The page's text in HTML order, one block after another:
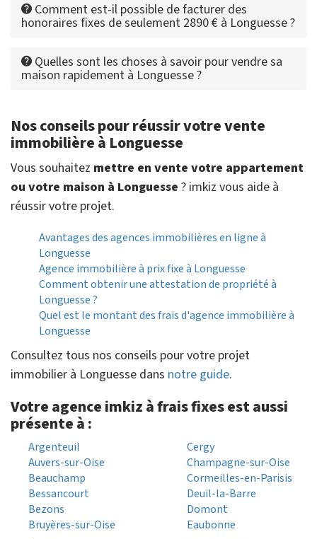
Comment est-il possible de facturer des
honoraires fixes de seulement 2890 € à Longuesse ?
Quelles sont les choses à savoir pour vendre sa
maison rapidement à Longuesse ?
Nos conseils pour réussir votre vente
immobilière à Longuesse
Vous souhaitez mettre en vente votre appartement
ou votre maison à Longuesse ? imkiz vous aide à
réussir votre projet.
Avantages des agences immobilières en ligne à
Longuesse
Agence immobilière à prix fixe à Longuesse
Comment obtenir une attestation de propriété à
Longuesse ?
Quel est le montant des frais d'agence immobilière à
Longuesse
Consultez tous nos conseils pour votre projet
immobilier à Longuesse dans notre guide.
Votre agence imkiz à frais fixes est aussi
présente à :
Argenteuil
Auvers-sur-Oise
Beauchamp
Bessancourt
Bezons
Bruyères-sur-Oise
Cergy
Champagne-sur-Oise
Cormeilles-en-Parisis
Deuil-la-Barre
Domont
Eaubonne